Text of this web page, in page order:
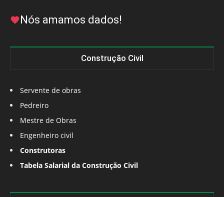
Nós amamos dados!
Construção Civil
Servente de obras
Pedreiro
Mestre de Obras
Engenheiro civil
Construtoras
Tabela Salarial da Construção Civil